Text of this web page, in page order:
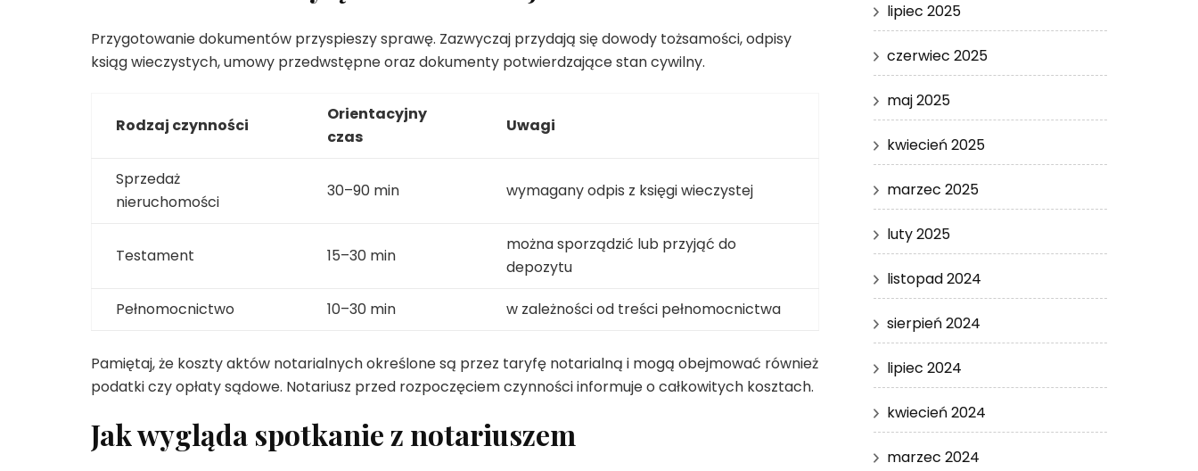
Przygotowanie dokumentów przyspieszy sprawę. Zazwyczaj przydają się dowody tożsamości, odpisy
ksiąg wieczystych, umowy przedwstępne oraz dokumenty potwierdzające stan cywilny.
Rodzaj czynności
Orientacyjny
czas
Uwagi
Sprzedaż
nieruchomości
30–90 min wymagany odpis z księgi wieczystej
Testament 15–30 min
można sporządzić lub przyjąć do
depozytu
Pełnomocnictwo 10–30 min w zależności od treści pełnomocnictwa
Pamiętaj, że koszty aktów notarialnych określone są przez taryfę notarialną i mogą obejmować również
podatki czy opłaty sądowe. Notariusz przed rozpoczęciem czynności informuje o całkowitych kosztach.
Jak wygląda spotkanie z notariuszem
lipiec 2025
czerwiec 2025
maj 2025
kwiecień 2025
marzec 2025
luty 2025
listopad 2024
sierpień 2024
lipiec 2024
kwiecień 2024
marzec 2024